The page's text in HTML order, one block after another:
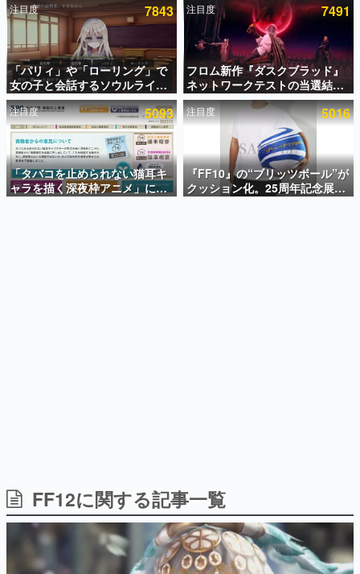
電ファミのいま読まれている記事ランキング
アプリセール情報
インタビュー
連載・特集一覧
殿堂入り記事
SNS拡散数が数千以上！ ページビュー数万以上！ などな
ど。多くの人々に読まれた、電ファミ渾身の“殿堂入り”記
事をまとめました。
日本のモバイルゲーム史における主要なトピック・タイト
ルを網羅するほか、開発者へのインタビューや識者による
解説を掲載。約20年の歴史が一望できる決定版！
若ゲのいたり〜ゲームクリエイターの青春〜
『うつヌケ』『ペンと箸』等で知られるマンガ家・田中圭
一先生によるゲーム業界レポートマンガです。
注目度 7843
「パリィ」や「ローリング」で
女の子と会話するソウルライク
恋愛ゲーム『小早川さんはソウ
ルライク』無料公開。返事に失
敗すると「YOU DIED」
注目度 7491
フロム新作『ダスクブラッド』
ネットワークテストの当選結果
が8月7日22時に発表。応募サイ
トのマイページから確認可能、
テスト実施は8月21日～24日
注目度 5093
「タバコを止められない猫耳キ
ャラを描く深夜枠アニメ」に視
聴者の一部から批判意見。違法
注目度 5016
『FF10』の“ブリッツボール”が
クッション化。25周年記念展
「FINAL FANTASY X